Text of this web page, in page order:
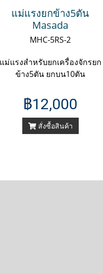
แม่แรงยกข้าง5ตัน
Masada
MHC-5RS-2
แม่แรงสำหรับยกเครื่องจักรยก
ข้าง5ตัน ยกบน10ตัน
฿12,000
สั่งซื้อสินค้า